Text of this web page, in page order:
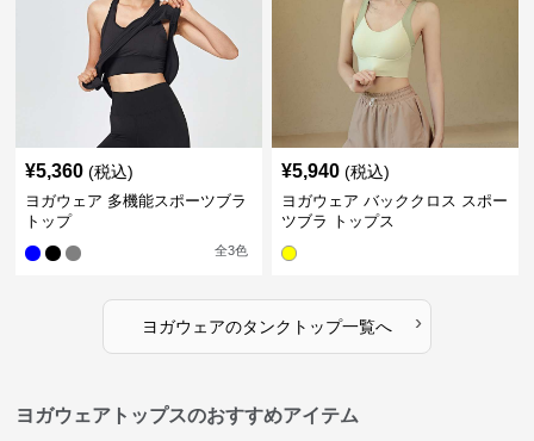
¥5,360 (税込)
ヨガウェア 多機能スポーツブラ
トップ
全3色
¥5,940 (税込)
ヨガウェア バッククロス スポー
ツブラ トップス
ヨガウェアのタンクトップ一覧へ ›
ヨガウェアトップスのおすすめアイテム